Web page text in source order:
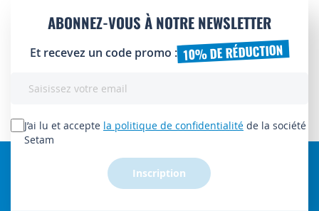
ABONNEZ-VOUS À NOTRE NEWSLETTER
Et recevez un code promo : 10% DE RÉDUCTION
lettre
d’information
J’ai lu et accepte la politique de confidentialité de la société
Setam
Inscription